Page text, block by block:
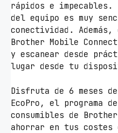
rápidos e impecables.
del equipo es muy
conectividad.
Brother Mobile
y escanear desde
lugar desde tu
Disfruta de 6 meses
EcoPro, el programa
consumibles de
ahorrar en tus costes